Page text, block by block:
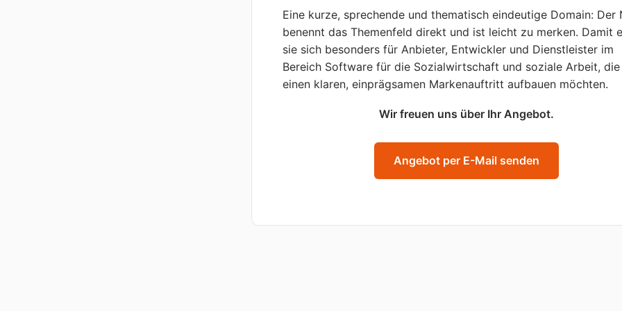
Eine kurze, sprechende und thematisch eindeutige Domain: Der
benennt das Themenfeld direkt und ist leicht zu merken. Damit
sie sich besonders für Anbieter, Entwickler und Dienstleister im
Bereich Software für die Sozialwirtschaft und soziale Arbeit, die
einen klaren, einprägsamen Markenauftritt aufbauen möchten.
Wir freuen uns über Ihr Angebot.
Angebot per E-Mail senden